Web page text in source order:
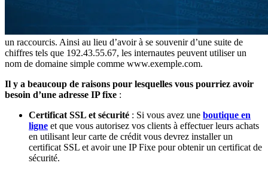
un raccourcis. Ainsi au lieu d’avoir à se souvenir d’une suite de
chiffres tels que 192.43.55.67, les internautes peuvent utiliser un
nom de domaine simple comme www.exemple.com.
Il y a beaucoup de raisons pour lesquelles vous pourriez avoir
besoin d’une adresse IP fixe :
Certificat SSL et sécurité : Si vous avez une boutique en
ligne et que vous autorisez vos clients à effectuer leurs achats
en utilisant leur carte de crédit vous devrez installer un
certificat SSL et avoir une IP Fixe pour obtenir un certificat de
sécurité.